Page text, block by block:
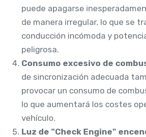
puede apagarse
de manera irregular, lo que se
conducción incómoda y
peligrosa.
Consumo excesivo de
de sincronización adecuada
provocar un consumo de
lo que aumentará los costes
vehículo.
Luz de "Check Engine"